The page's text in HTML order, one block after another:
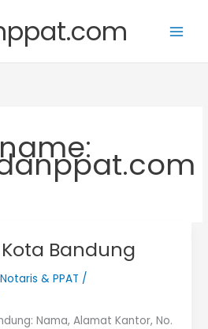
Kota Bandung
Notaris & PPAT /
Nama, Alamat Kantor, No.